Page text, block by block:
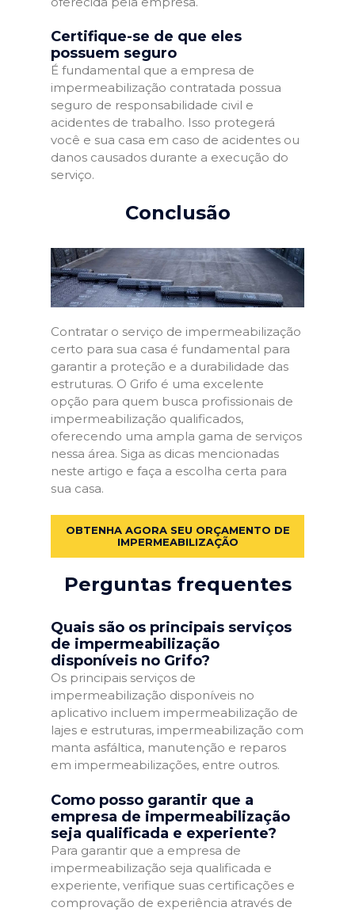
Certifique-se de que eles
possuem seguro
É fundamental que a empresa de
impermeabilização contratada possua
seguro de responsabilidade civil e
acidentes de trabalho. Isso protegerá
você e sua casa em caso de acidentes ou
danos causados durante a execução do
serviço.
Conclusão
Contratar o serviço de impermeabilização
certo para sua casa é fundamental para
garantir a proteção e a durabilidade das
estruturas. O Grifo é uma excelente
opção para quem busca profissionais de
impermeabilização qualificados,
oferecendo uma ampla gama de serviços
nessa área. Siga as dicas mencionadas
neste artigo e faça a escolha certa para
sua casa.
OBTENHA AGORA SEU ORÇAMENTO DE
IMPERMEABILIZAÇÃO
Perguntas frequentes
Quais são os principais serviços
de impermeabilização
disponíveis no Grifo?
Os principais serviços de
impermeabilização disponíveis no
aplicativo incluem impermeabilização de
lajes e estruturas, impermeabilização com
manta asfáltica, manutenção e reparos
em impermeabilizações, entre outros.
Como posso garantir que a
empresa de impermeabilização
seja qualificada e experiente?
Para garantir que a empresa de
impermeabilização seja qualificada e
experiente, verifique suas certificações e
comprovação de experiência através de